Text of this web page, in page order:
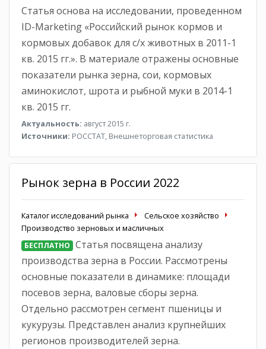
Статья основа на исследовании, проведенном
ID-Marketing «Российский рынок кормов и
кормовых добавок для с/х животных в 2011-1
кв. 2015 гг.». В материале отражены основные
показатели рынка зерна, сои, кормовых
аминокислот, шрота и рыбной муки в 2014-1
кв. 2015 гг.
Актуальность: август 2015 г.
Источники: РОССТАТ, Внешнеторговая статистика
Рынок зерна в России 2022
Каталог исследований рынка
Сельское хозяйство
Производство зерновых и масличных
БЕСПЛАТНО Статья посвящена анализу
производства зерна в России. Рассмотрены
основные показатели в динамике: площади
посевов зерна, валовые сборы зерна.
Отдельно рассмотрен сегмент пшеницы и
кукурузы. Представлен анализ крупнейших
регионов производителей зерна.